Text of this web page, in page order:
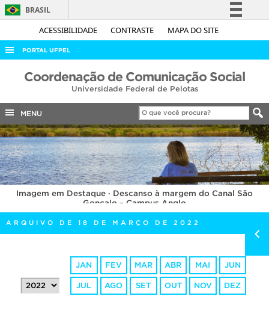
ACESSIBILIDADE CONTRASTE MAPA DO SITE
BRASIL
Simplifique!
Acesso à informação
Legislação
Canais
PORTAL UFPEL
ACESSO À INFORMAÇÃO
COBALTO
CONCURSOS
EDITAIS
INTERNACIONAL
OUVIDORIA
PORTARIAS
TELEFONES
Coordenação de Comunicação Social
Universidade Federal de Pelotas
MENU
Imagem em Destaque · Descanso à margem do Canal São
Gonçalo – Campus Anglo
ARQUIVO DE 18 DE MARÇO DE 2022
JAN FEV MAR ABR MAI JUN
JUL AGO SET OUT NOV DEZ